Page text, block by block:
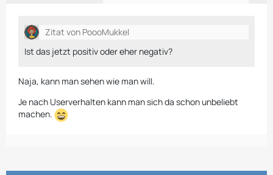
Zitat von PoooMukkel
Ist das jetzt positiv oder eher negativ?
Naja, kann man sehen wie man will.
Je nach Userverhalten kann man sich da schon unbeliebt
machen.